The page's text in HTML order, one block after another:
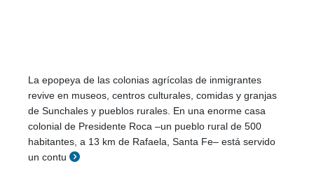
La epopeya de las colonias agrícolas de inmigrantes
revive en museos, centros culturales, comidas y granjas
de Sunchales y pueblos rurales. En una enorme casa
colonial de Presidente Roca –un pueblo rural de 500
habitantes, a 13 km de Rafaela, Santa Fe– está servido
un contu